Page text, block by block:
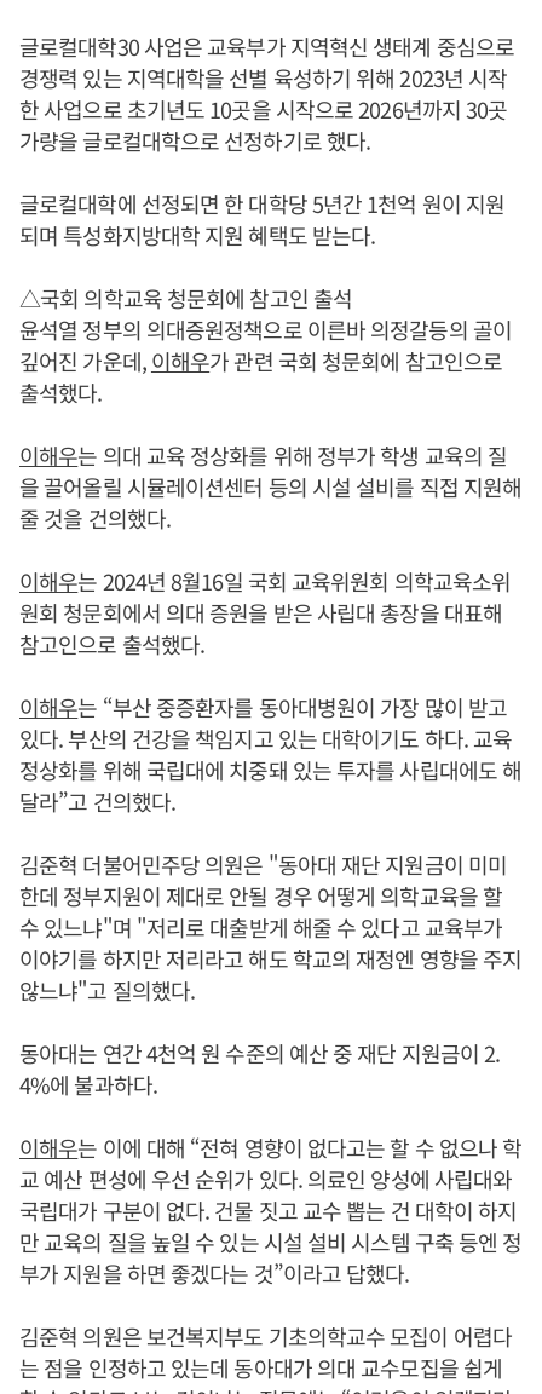
글로컬대학30 사업은 교육부가 지역혁신 생태계 중심으로
경쟁력 있는 지역대학을 선별 육성하기 위해 2023년 시작
한 사업으로 초기년도 10곳을 시작으로 2026년까지 30곳
가량을 글로컬대학으로 선정하기로 했다.
글로컬대학에 선정되면 한 대학당 5년간 1천억 원이 지원
되며 특성화지방대학 지원 혜택도 받는다.
△국회 의학교육 청문회에 참고인 출석
윤석열 정부의 의대증원정책으로 이른바 의정갈등의 골이
깊어진 가운데,이해우가 관련 국회 청문회에 참고인으로
출석했다.
이해우는 의대 교육 정상화를 위해 정부가 학생 교육의 질
을 끌어올릴 시뮬레이션센터 등의 시설 설비를 직접 지원해
줄 것을 건의했다.
이해우는 2024년 8월16일 국회 교육위원회 의학교육소위
원회 청문회에서 의대 증원을 받은 사립대 총장을 대표해
참고인으로 출석했다.
이해우는 “부산 중증환자를 동아대병원이 가장 많이 받고
있다. 부산의 건강을 책임지고 있는 대학이기도 하다. 교육
정상화를 위해 국립대에 치중돼 있는 투자를 사립대에도 해
달라”고 건의했다.
김준혁 더불어민주당 의원은 "동아대 재단 지원금이 미미
한데 정부지원이 제대로 안될 경우 어떻게 의학교육을 할
수 있느냐"며 "저리로 대출받게 해줄 수 있다고 교육부가
이야기를 하지만 저리라고 해도 학교의 재정엔 영향을 주지
않느냐"고 질의했다.
동아대는 연간 4천억 원 수준의 예산 중 재단 지원금이 2.
4%에 불과하다.
이해우는 이에 대해 “전혀 영향이 없다고는 할 수 없으나 학
교 예산 편성에 우선 순위가 있다. 의료인 양성에 사립대와
국립대가 구분이 없다. 건물 짓고 교수 뽑는 건 대학이 하지
만 교육의 질을 높일 수 있는 시설 설비 시스템 구축 등엔 정
부가 지원을 하면 좋겠다는 것”이라고 답했다.
김준혁 의원은 보건복지부도 기초의학교수 모집이 어렵다
는 점을 인정하고 있는데 동아대가 의대 교수모집을 쉽게